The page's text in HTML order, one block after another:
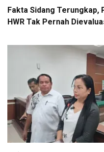
Fakta Sidang Terungkap,
HWR Tak Pernah